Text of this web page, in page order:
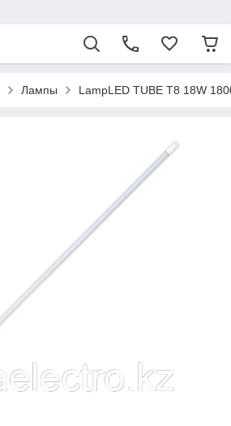
Лампы LampLED TUBE T8 18W